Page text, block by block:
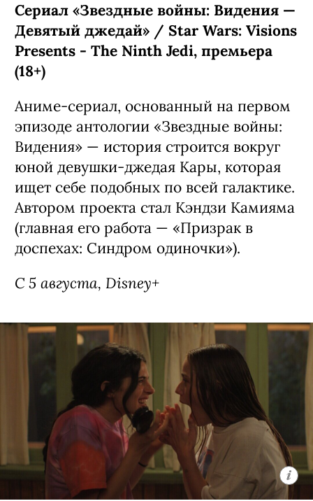
Сериал «Звездные войны: Видения —
Девятый джедай» / Star Wars: Visions
Presents - The Ninth Jedi, премьера
(18+)
Аниме-сериал, основанный на первом
эпизоде антологии «Звездные войны:
Видения» — история строится вокруг
юной девушки-джедая Кары, которая
ищет себе подобных по всей галактике.
Автором проекта стал Кэндзи Камияма
(главная его работа — «Призрак в
доспехах: Синдром одиночки»).
С 5 августа, Disney+